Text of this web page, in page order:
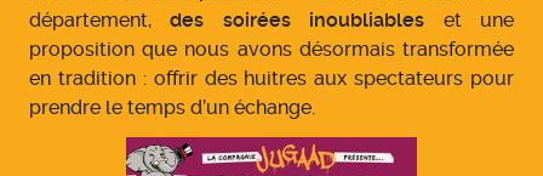
département,des soirées inoubliables et une
proposition que nous avons désormais transformée
en tradition : offrir des huitres aux spectateurs pour
prendre le temps d’un échange.